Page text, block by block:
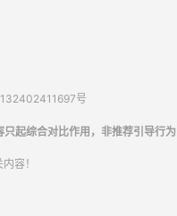
号
起综合对比作用，非推荐引导行为
容！